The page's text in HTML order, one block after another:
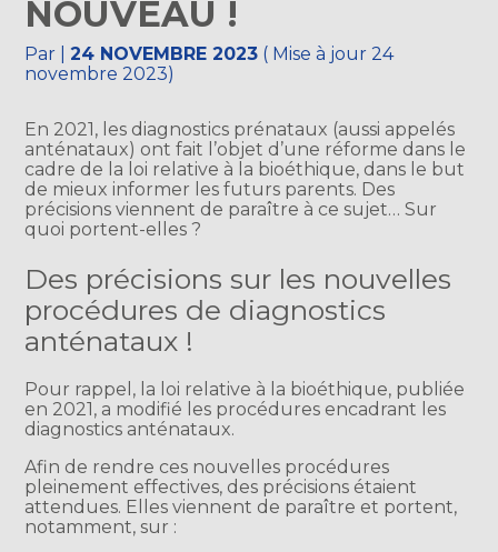
NOUVEAU !
Par |24 NOVEMBRE 2023 ( Mise à jour 24
novembre 2023)
En 2021, les diagnostics prénataux (aussi appelés
anténataux) ont fait l’objet d’une réforme dans le
cadre de la loi relative à la bioéthique, dans le but
de mieux informer les futurs parents. Des
précisions viennent de paraître à ce sujet… Sur
quoi portent-elles ?
Des précisions sur les nouvelles
procédures de diagnostics
anténataux !
Pour rappel, la loi relative à la bioéthique, publiée
en 2021, a modifié les procédures encadrant les
diagnostics anténataux.
Afin de rendre ces nouvelles procédures
pleinement effectives, des précisions étaient
attendues. Elles viennent de paraître et portent,
notamment, sur :